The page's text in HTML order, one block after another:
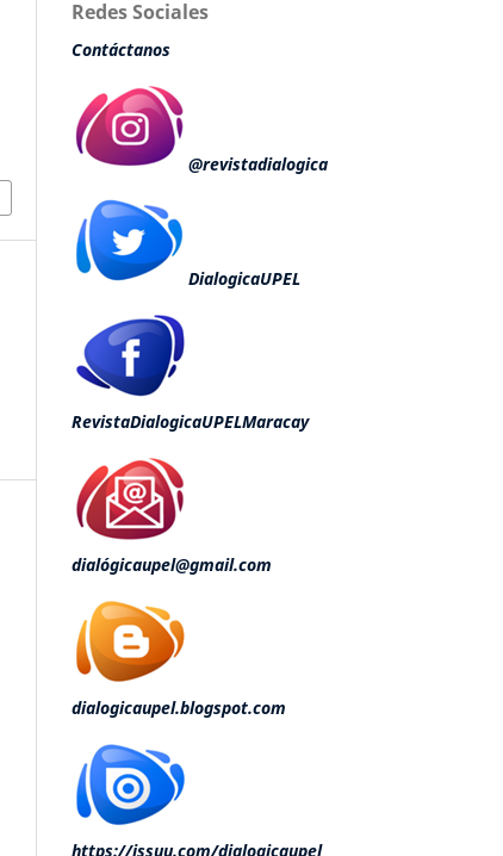
Redes Sociales
Contáctanos
@revistadialogica
DialogicaUPEL
RevistaDialogicaUPELMaracay
dialógicaupel@gmail.com
dialogicaupel.blogspot.com
https://issuu.com/dialogicaupel